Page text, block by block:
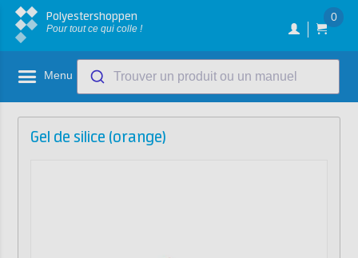
Polyestershoppen
Pour tout ce qui colle !
0
Menu Trouver un produit ou un manuel
Gel de silice (orange)